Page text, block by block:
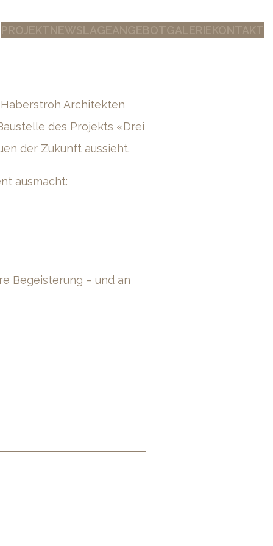
PROJEKTNEWSLAGEANGEBOTGALERIEKONTAKT
Architekten
des Projekts «Drei
der Zukunft aussieht.
ausmacht:
Begeisterung – und an